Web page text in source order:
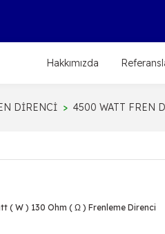
Hakkımızda
DİRENCİ 4500 WATT FREN